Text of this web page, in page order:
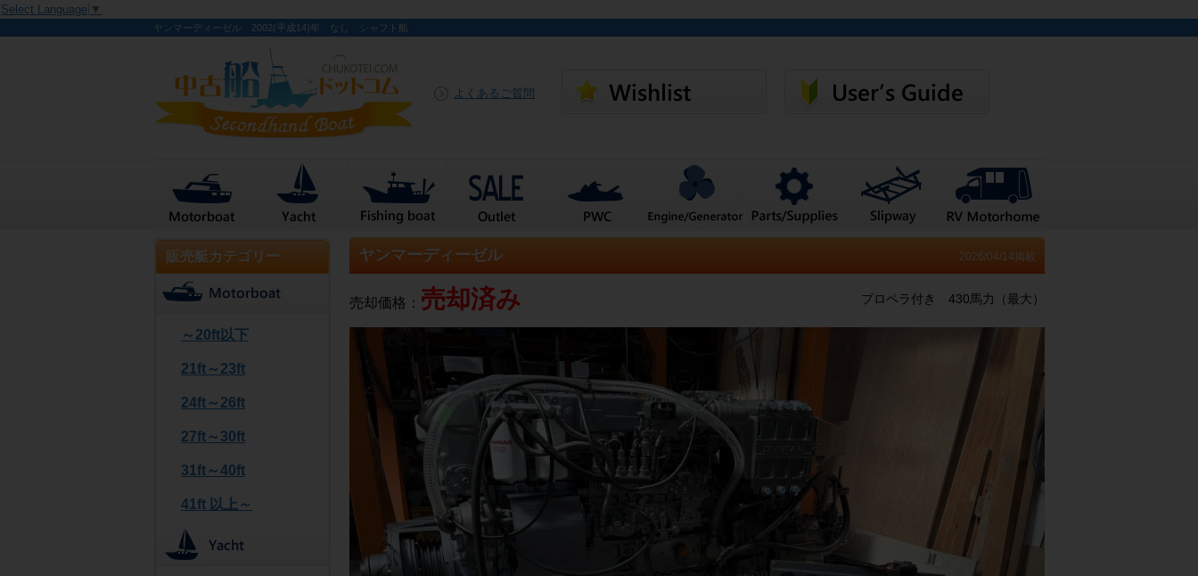
Select Language ▼
ヤンマーディーゼル 2002(平成14)年 なし シャフト船
よくあるご質問
販売艇カテゴリー
～20ft以下
21ft～23ft
24ft～26ft
27ft～30ft
31ft～40ft
41ft 以上～
ヤンマーディーゼル 2026/04/14掲載
売却価格： 売却済み プロペラ付き 430馬力（最大）